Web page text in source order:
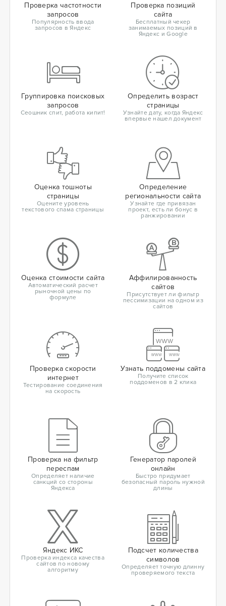
Проверка частотности
запросов
Популярность ввода
запросов в Яндекс
Проверка позиций
сайта
Бесплатный чекер
занимаемых позиций в
Яндекс и Google
Группировка поисковых
запросов
Сеошник спит, работа кипит!
Определить возраст
страницы
Узнайте дату, когда Яндекс
впервые нашел документ
Оценка тошноты
страницы
Оцените уровень
текстового спама страницы
Определение
региональности сайта
Узнайте где привязан
проект, есть ли бонус в
ранжировании
Оценка стоимости сайта
Автоматический расчет
рыночной цены по
формуле
Аффилированность
сайтов
Присутствует ли фильтр
пессимизации на одном из
сайтов
Проверка скорости
интернет
Тестирование соединения
на скорость
Узнать поддомены сайта
Получите список
поддоменов в 2 клика
Проверка на фильтр
переспам
Определяет наличие
санкций со стороны
Яндекса
Генератор паролей
онлайн
Быстро придумает
безопасный пароль нужной
длины
Яндекс ИКС
Проверка индекса качества
сайтов по новому
алгоритму
Подсчет количества
символов
Определяет точную длинну
проверяемого текста